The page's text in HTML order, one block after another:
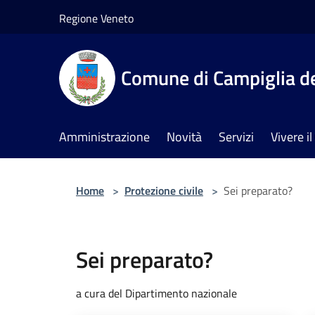
Regione Veneto
Comune di Campiglia
Amministrazione Novità Servizi Vivere
Home > Protezione civile > Sei preparato?
Sei preparato?
a cura del Dipartimento nazionale